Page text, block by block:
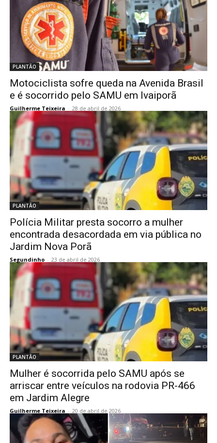
PLANTÃO
Motociclista sofre queda na Avenida Brasil
e é socorrido pelo SAMU em Ivaiporã
Guilherme Teixeira - 28 de abril de 2026
PLANTÃO
Polícia Militar presta socorro a mulher
encontrada desacordada em via pública no
Jardim Nova Porã
Segundinho - 23 de abril de 2026
PLANTÃO
Mulher é socorrida pelo SAMU após se
arriscar entre veículos na rodovia PR-466
em Jardim Alegre
Guilherme Teixeira - 20 de abril de 2026